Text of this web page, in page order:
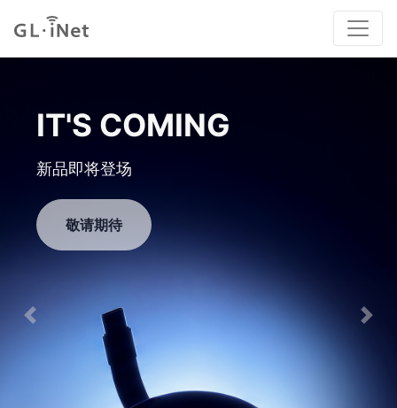
IT'S COMING
新品即将登场
敬请期待
Previous Next